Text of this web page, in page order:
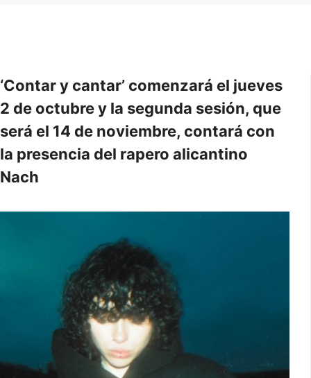
‘Contar y cantar’ comenzará el jueves
2 de octubre y la segunda sesión, que
será el 14 de noviembre, contará con
la presencia del rapero alicantino
Nach